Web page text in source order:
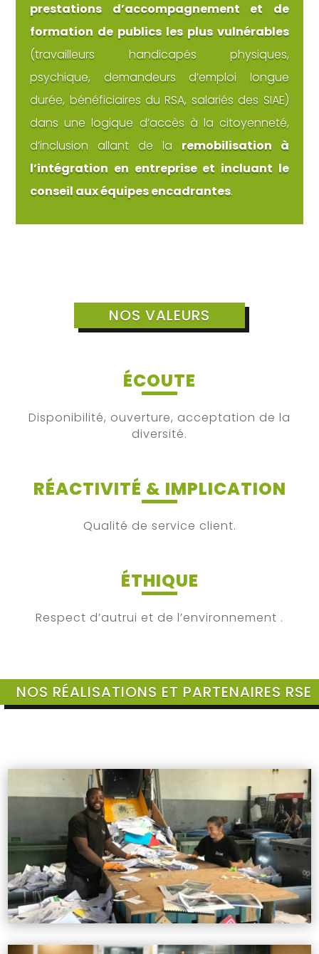
prestations d’accompagnement et de
formation de publics les plus vulnérables
(travailleurs handicapés physiques,
psychique, demandeurs d’emploi longue
durée, bénéficiaires du RSA, salariés des SIAE)
dans une logique d’accès à la citoyenneté,
d’inclusion allant de la remobilisation à
l’intégration en entreprise et incluant le
conseil aux équipes encadrantes.
NOS VALEURS
ÉCOUTE
Disponibilité, ouverture, acceptation de la
diversité.
RÉACTIVITÉ & IMPLICATION
Qualité de service client.
ÉTHIQUE
Respect d’autrui et de l’environnement .
NOS RÉALISATIONS ET PARTENAIRES RSE